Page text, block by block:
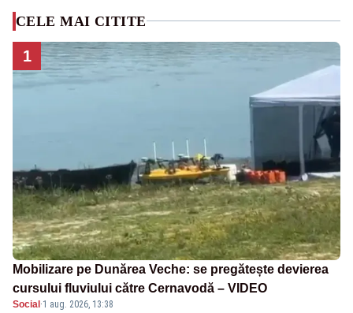
CELE MAI CITITE
1
Mobilizare pe Dunărea Veche: se pregătește devierea
cursului fluviului către Cernavodă – VIDEO
Social ·1 aug. 2026, 13:38